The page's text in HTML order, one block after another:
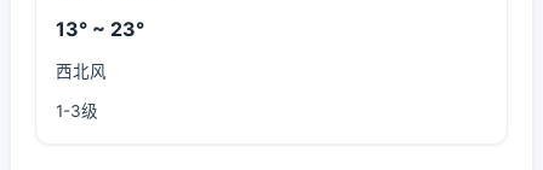
13° ~ 23°
西北风
1-3级